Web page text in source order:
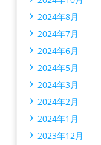
2024年8月
2024年7月
2024年6月
2024年5月
2024年3月
2024年2月
2024年1月
2023年12月